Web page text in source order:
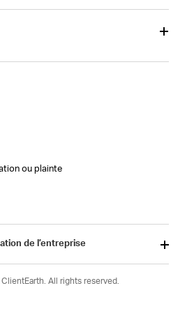
ou plainte
de l’entreprise
All rights reserved.